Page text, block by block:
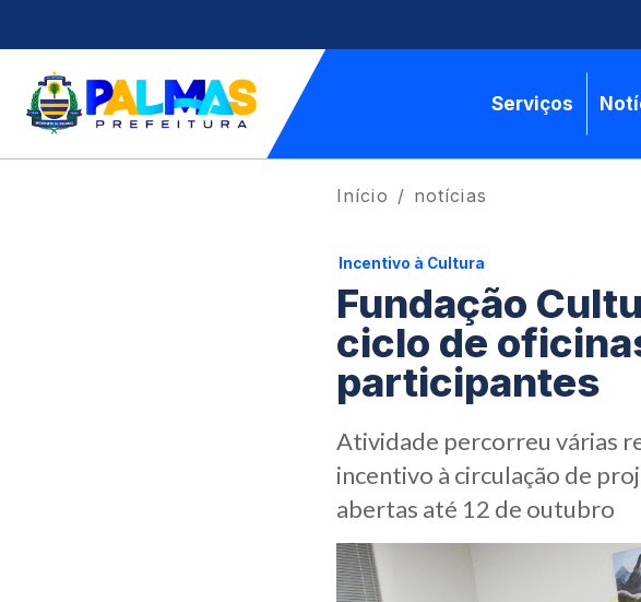
Serviços
Início notícias
Incentivo à Cultura
Fundação
ciclo de
participantes
Atividade percorreu várias
incentivo à circulação de
abertas até 12 de outubro